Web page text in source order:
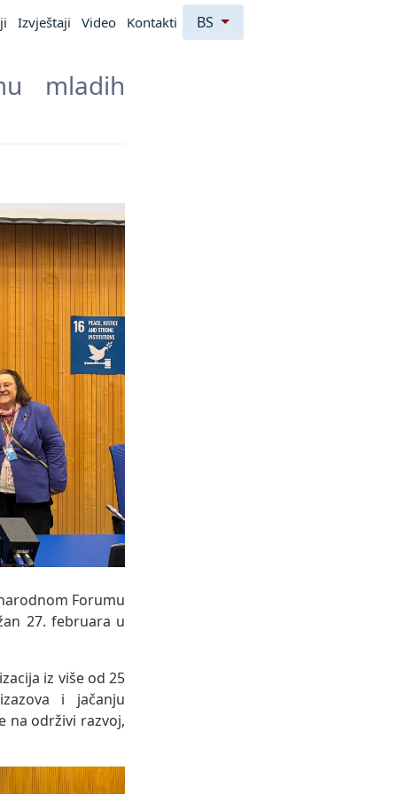
Izvještaji Video Kontakti BS
mladih
Forumu
27. februara u
iz više od 25
i jačanju
na održivi razvoj,